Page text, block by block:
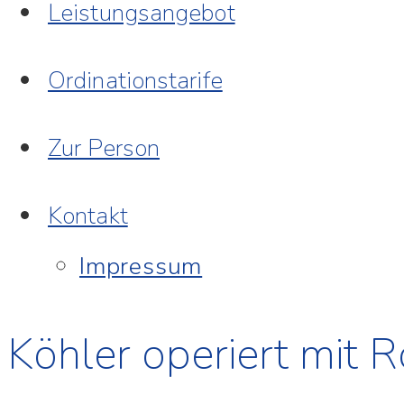
Leistungsangebot
Ordinationstarife
Zur Person
Kontakt
Impressum
Köhler operiert mit